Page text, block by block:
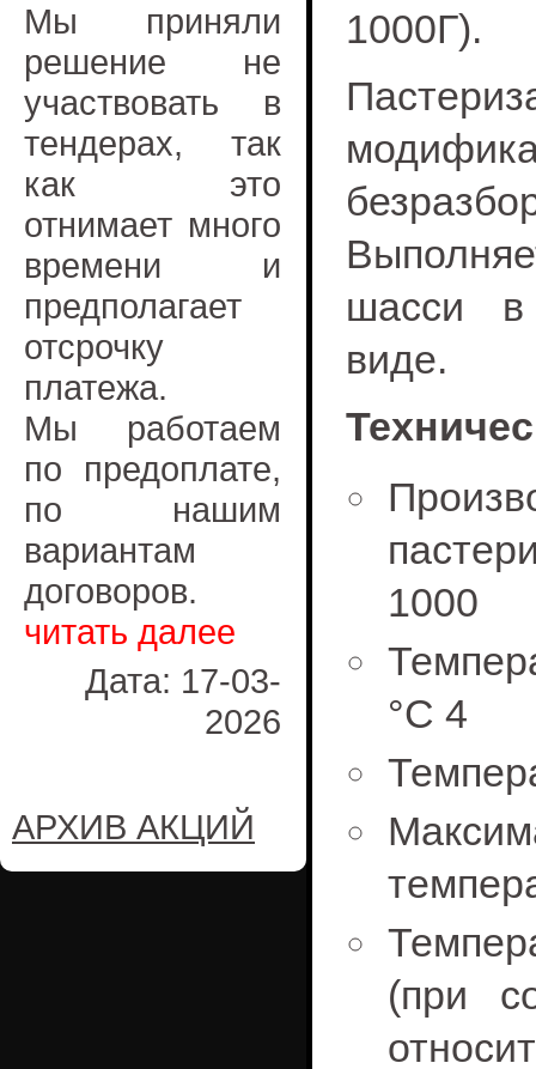
Мы приняли
решение не
участвовать в
тендерах, так
как это
отнимает много
времени и
предполагает
отсрочку
платежа.
Мы работаем
по предоплате,
по нашим
вариантам
договоров.
читать далее
Дата: 17-03-
2026
АРХИВ АКЦИЙ
1000Г).
шасси в
виде.
1000
°С 4
(при